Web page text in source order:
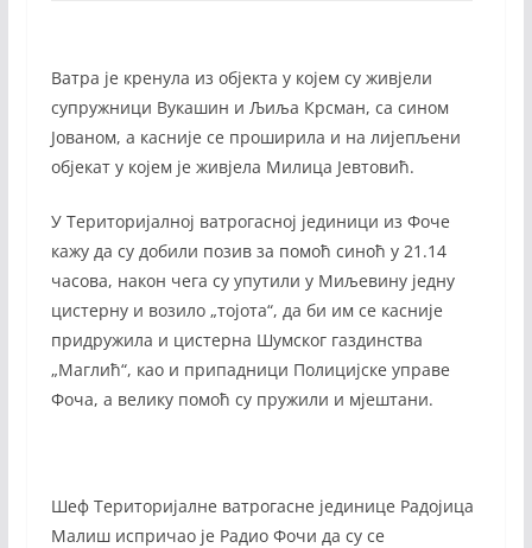
Ватра је кренула из објекта у којем су живјели
супружници Вукашин и Љиља Крсман, са сином
Јованом, а касније се проширила и на лијепљени
објекат у којем је живјела Милица Јевтовић.
У Територијалној ватрогасној јединици из Фоче
кажу да су добили позив за помоћ синоћ у 21.14
часова, након чега су упутили у Миљевину једну
цистерну и возило „тојота“, да би им се касније
придружила и цистерна Шумског газдинства
„Маглић“, као и припадници Полицијске управе
Фоча, а велику помоћ су пружили и мјештани.
Шеф Територијалне ватрогасне јединице Радојица
Малиш испричао је Радио Фочи да су се